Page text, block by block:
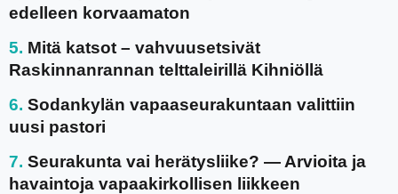
edelleen korvaamaton
Mitä katsot – vahvuusetsivät
Raskinnanrannan telttaleirillä Kihniöllä
Sodankylän vapaaseurakuntaan valittiin
uusi pastori
Seurakunta vai herätysliike? — Arvioita ja
havaintoja vapaakirkollisen liikkeen